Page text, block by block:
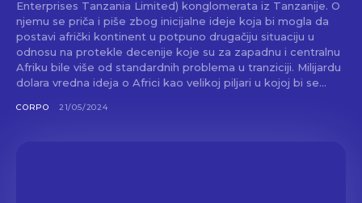
Enterprises Tanzania Limited) konglomerata iz Tanzanije. O
njemu se priča i piše zbog inicijalne ideje koja bi mogla da
postavi afrički kontinent u potpuno drugačiju situaciju u
odnosu na protekle decenije koje su za zapadnu i centralnu
Afriku bile više od standardnih problema u tranziciji. Milijardu
dolara vredna ideja o Africi kao velikoj piljari u kojoj bi se...
CORPO 21/05/2024